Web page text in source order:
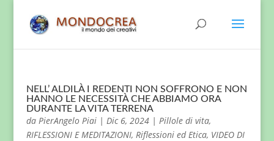
NELL’ ALDILÀ I REDENTI NON SOFFRONO E NON
HANNO LE NECESSITÀ CHE ABBIAMO ORA
DURANTE LA VITA TERRENA
da PierAngelo Piai| Dic 6, 2024| Pillole di vita,
RIFLESSIONI E MEDITAZIONI, Riflessioni ed Etica, VIDEO DI